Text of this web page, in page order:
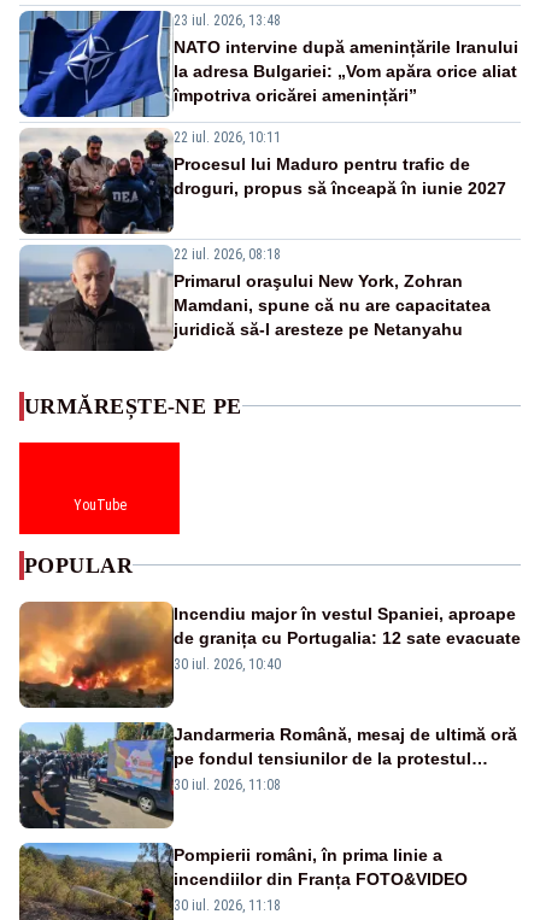
23 iul. 2026, 13:48
NATO intervine după amenințările Iranului
la adresa Bulgariei: „Vom apăra orice aliat
împotriva oricărei amenințări”
22 iul. 2026, 10:11
Procesul lui Maduro pentru trafic de
droguri, propus să înceapă în iunie 2027
22 iul. 2026, 08:18
Primarul oraşului New York, Zohran
Mamdani, spune că nu are capacitatea
juridică să-l aresteze pe Netanyahu
URMĂREȘTE-NE PE
YouTube
POPULAR
Incendiu major în vestul Spaniei, aproape
de granița cu Portugalia: 12 sate evacuate
30 iul. 2026, 10:40
Jandarmeria Română, mesaj de ultimă oră
pe fondul tensiunilor de la protestul
masiv al fermierilor - VIDEO
30 iul. 2026, 11:08
Pompierii români, în prima linie a
incendiilor din Franța FOTO&VIDEO
30 iul. 2026, 11:18